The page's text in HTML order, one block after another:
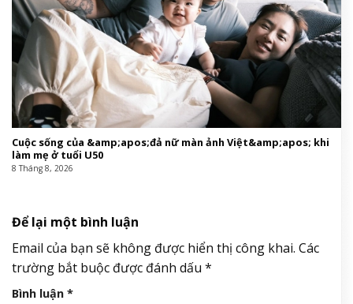
Cuộc sống của &amp;apos;đả nữ màn ảnh Việt&amp;apos; khi
làm mẹ ở tuổi U50
8 Tháng 8, 2026
Để lại một bình luận
Email của bạn sẽ không được hiển thị công khai. Các
trường bắt buộc được đánh dấu *
Bình luận *